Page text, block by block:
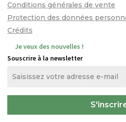
Conditions générales de vente
Protection des données
Crédits
Je veux des nouvelles !
Souscrire à la newsletter